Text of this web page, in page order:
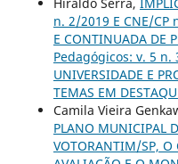
n. 2/2019 E CNE/CP
E CONTINUADA DE
Pedagógicos: v. 5 n.
UNIVERSIDADE E
TEMAS EM
Camila Vieira
PLANO MUNICIPAL
VOTORANTIM/SP, O